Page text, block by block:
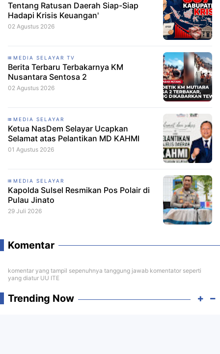
Tentang Ratusan Daerah Siap-Siap
Hadapi Krisis Keuangan'
02 Agustus 2026
MEDIA SELAYAR TV
Berita Terbaru Terbakarnya KM
Nusantara Sentosa 2
02 Agustus 2026
MEDIA SELAYAR
Ketua NasDem Selayar Ucapkan
Selamat atas Pelantikan MD KAHMI
01 Agustus 2026
MEDIA SELAYAR
Kapolda Sulsel Resmikan Pos Polair di
Pulau Jinato
29 Juli 2026
Komentar
komentar yang tampil sepenuhnya tanggung jawab komentator seperti
yang diatur UU ITE
Trending Now